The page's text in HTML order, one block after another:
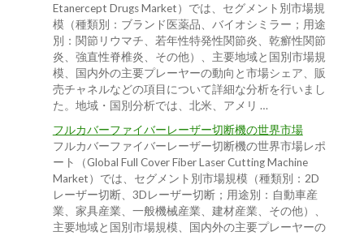
Etanercept Drugs Market）では、セグメント別市場規
模（種類別：ブランド医薬品、バイオシミラー；用途
別：関節リウマチ、若年性特発性関節炎、乾癬性関節
炎、強直性脊椎炎、その他）、主要地域と国別市場規
模、国内外の主要プレーヤーの動向と市場シェア、販
売チャネルなどの項目について詳細な分析を行いまし
た。地域・国別分析では、北米、アメリ …
フルカバーファイバーレーザー切断機の世界市場
フルカバーファイバーレーザー切断機の世界市場レポ
ート（Global Full Cover Fiber Laser Cutting Machine
Market）では、セグメント別市場規模（種類別：2D
レーザー切断、3Dレーザー切断；用途別：自動車産
業、家具産業、一般機械産業、建材産業、その他）、
主要地域と国別市場規模、国内外の主要プレーヤーの